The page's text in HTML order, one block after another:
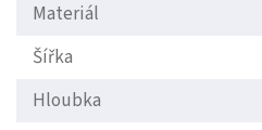
Materiál
Šířka
Hloubka